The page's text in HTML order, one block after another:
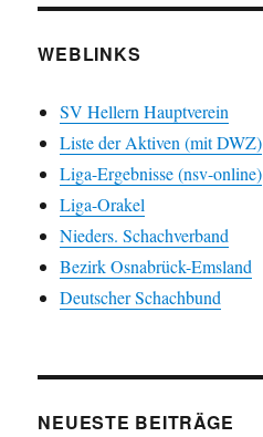
WEBLINKS
SV Hellern Hauptverein
Liste der Aktiven (mit DWZ)
Liga-Ergebnisse (nsv-online)
Liga-Orakel
Nieders. Schachverband
Bezirk Osnabrück-Emsland
Deutscher Schachbund
NEUESTE BEITRÄGE